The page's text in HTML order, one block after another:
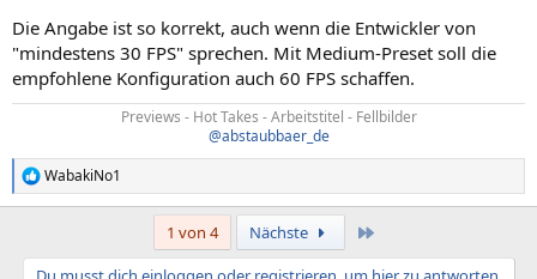
Die Angabe ist so korrekt, auch wenn die Entwickler von
"mindestens 30 FPS" sprechen. Mit Medium-Preset soll die
empfohlene Konfiguration auch 60 FPS schaffen.
Previews - Hot Takes - Arbeitstitel - Fellbilder
@abstaubbaer_de
R
e
t
WabakiNo1
1 von 4 Nächste